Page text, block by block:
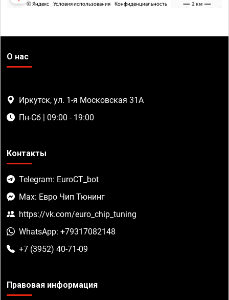
О нас
Иркутск, ул. 1-я Московская 31А
Пн-Сб | 09:00 - 19:00
Контакты
Telegram: EuroCT_bot
Max: Евро Чип Тюнинг
https://vk.com/euro_chip_tuning
WhatsApp: +79317082148
+7 (3952) 40-71-09
Правовая информация